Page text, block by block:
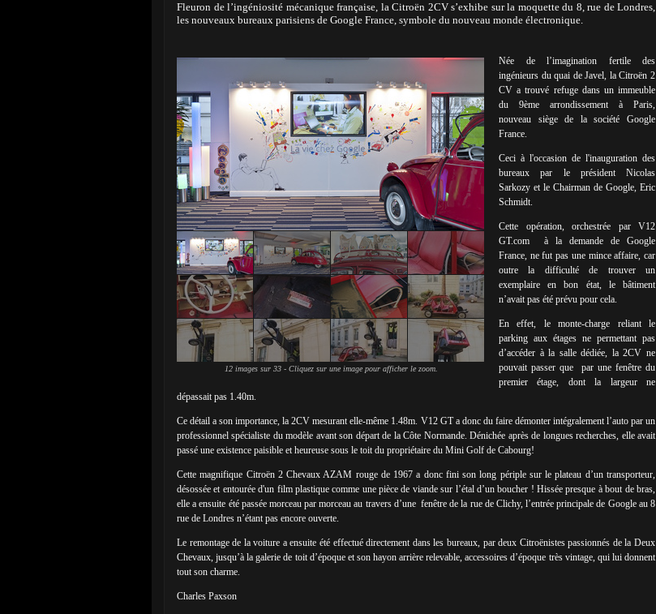
Fleuron de l’ingéniosité mécanique française, la Citroën 2CV s’exhibe sur la moquette du 8, rue de Londres,
les nouveaux bureaux parisiens de Google France, symbole du nouveau monde électronique.
12 images sur 33 - Cliquez sur une image pour afficher le zoom.
Née de l’imagination fertile des
ingénieurs du quai de Javel, la Citroën 2
CV a trouvé refuge dans un immeuble
du 9ème arrondissement à Paris,
nouveau siège de la société Google
France.
Ceci à l'occasion de l'inauguration des
bureaux par le président Nicolas
Sarkozy et le Chairman de Google, Eric
Schmidt.
Cette opération, orchestrée par V12
GT.com à la demande de Google
France, ne fut pas une mince affaire, car
outre la difficulté de trouver un
exemplaire en bon état, le bâtiment
n’avait pas été prévu pour cela.
En effet, le monte-charge reliant le
parking aux étages ne permettant pas
d’accéder à la salle dédiée, la 2CV ne
pouvait passer que par une fenêtre du
premier étage, dont la largeur ne
dépassait pas 1.40m.
Ce détail a son importance, la 2CV mesurant elle-même 1.48m. V12 GT a donc du faire démonter intégralement l’auto par un
professionnel spécialiste du modèle avant son départ de la Côte Normande. Dénichée après de longues recherches, elle avait
passé une existence paisible et heureuse sous le toit du propriétaire du Mini Golf de Cabourg!
Cette magnifique Citroën 2 Chevaux AZAM rouge de 1967 a donc fini son long périple sur le plateau d’un transporteur,
désossée et entourée d'un film plastique comme une pièce de viande sur l’étal d’un boucher ! Hissée presque à bout de bras,
elle a ensuite été passée morceau par morceau au travers d’une fenêtre de la rue de Clichy, l’entrée principale de Google au 8
rue de Londres n’étant pas encore ouverte.
Le remontage de la voiture a ensuite été effectué directement dans les bureaux, par deux Citroënistes passionnés de la Deux
Chevaux, jusqu’à la galerie de toit d’époque et son hayon arrière relevable, accessoires d’époque très vintage, qui lui donnent
tout son charme.
Charles Paxson